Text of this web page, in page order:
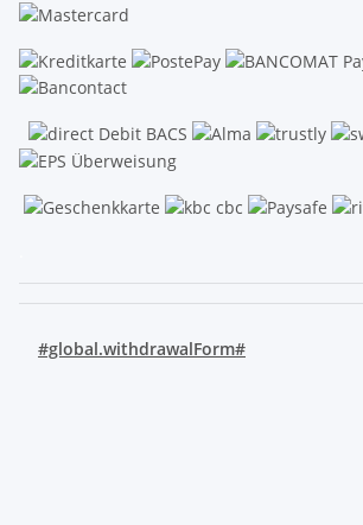
#global.withdrawalForm#